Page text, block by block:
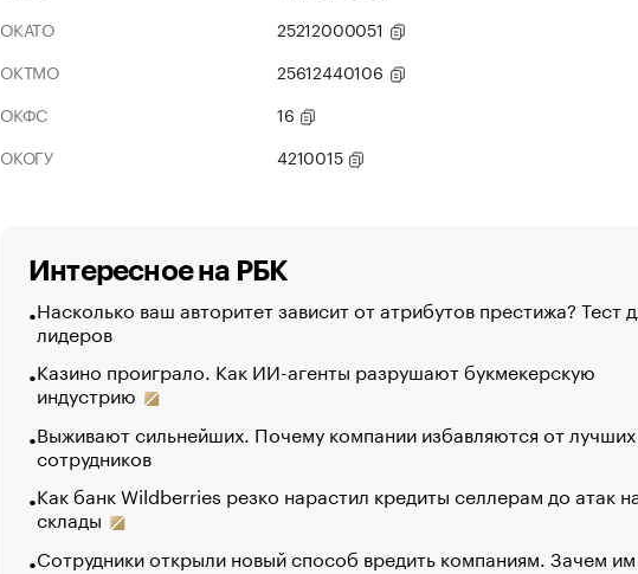
ОКАТО
25212000051
ОКТМО
25612440106
ОКФС
16
ОКОГУ
4210015
Интересное на РБК
Насколько ваш авторитет зависит от атрибутов престижа? Тест
лидеров
Казино проиграло. Как ИИ-агенты разрушают букмекерскую
индустрию
Выживают сильнейших. Почему компании избавляются от лучших
сотрудников
Как банк Wildberries резко нарастил кредиты селлерам до атак
склады
Сотрудники открыли новый способ вредить компаниям. Зачем